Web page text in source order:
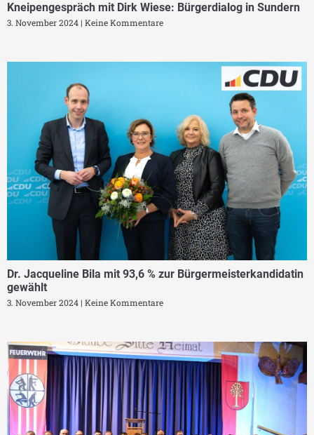
Kneipengespräch mit Dirk Wiese: Bürgerdialog in Sundern
3. November 2024 Keine Kommentare
Dr. Jacqueline Bila mit 93,6 % zur Bürgermeisterkandidatin
gewählt
3. November 2024 Keine Kommentare